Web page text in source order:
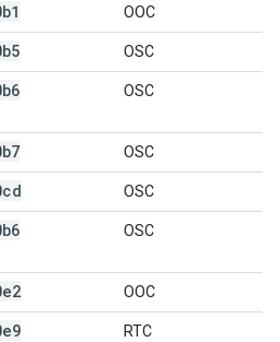
OOC
OSC
OSC
OSC
OSC
OSC
OOC
RTC